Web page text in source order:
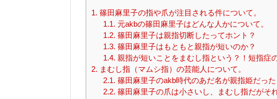
1. 篠田麻里子の指や爪が注目される件について。
1.1. 元akbの篠田麻里子はどんな人かについて。
1.2. 篠田麻里子は親指切断したってホント？
1.3. 篠田麻里子はもともと親指が短いのか？
1.4. 親指が短いことをまむし指という？！短指症
2. まむし指（マムシ指）の芸能人について。
2.1. 篠田麻里子のakb時代のあだ名が親指姫だった
2.2. 篠田麻里子の爪は小さいし、まむし指だがそ